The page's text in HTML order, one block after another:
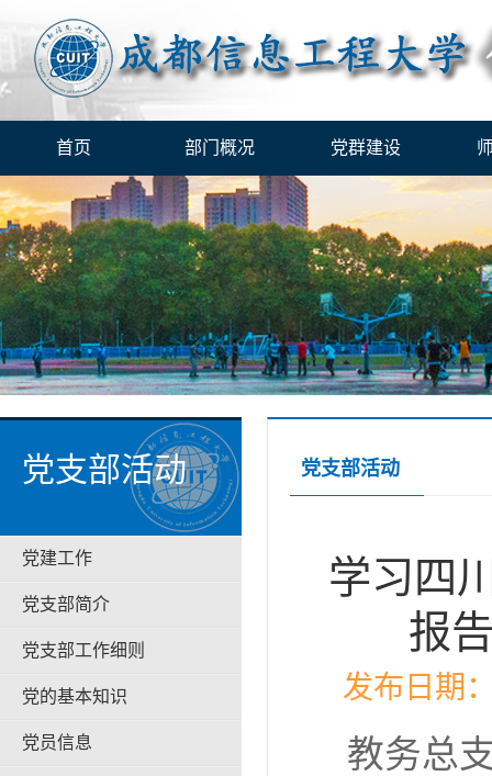
首页 部门概况 党群建设
党支部活动
党建工作
党支部简介
党支部工作细则
党的基本知识
党员信息
党支部活动
学习四
报
发布日期
教务总